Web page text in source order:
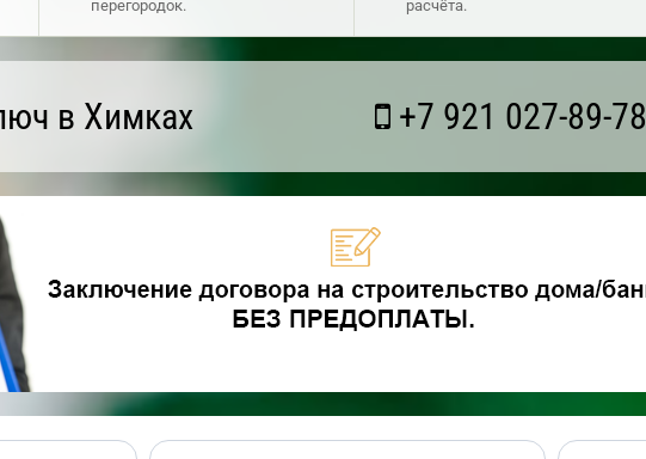
перегородок.
расчёта.
в Химках +7 921 027-89-78